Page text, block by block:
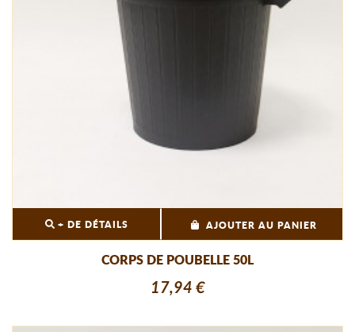
+ DE DÉTAILS AJOUTER AU PANIER
CORPS DE POUBELLE 50L
17,94 €